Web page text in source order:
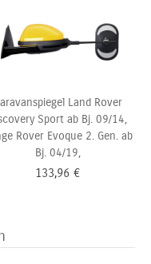
Land Rover
Sport ab Bj. 09/14,
Rover Evoque 2. Gen. ab
Bj. 04/19,
133,96 €